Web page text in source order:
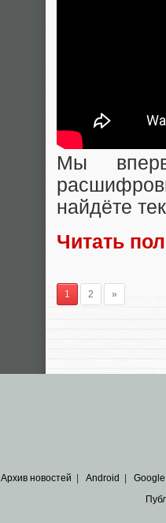
Мы
найдёте
Читать
1 2 »
Архив новостей Android Google